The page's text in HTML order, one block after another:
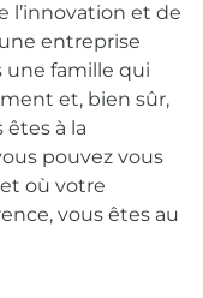
l’innovation et de
entreprise
une famille qui
et, bien sûr,
êtes à la
pouvez vous
où votre
vous êtes au